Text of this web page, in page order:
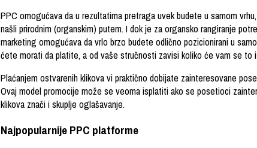
PPC omogućava da u rezultatima pretraga uvek budete u samom
našli prirodnim (organskim) putem. I dok je za organsko rangiranje
marketing omogućava da vrlo brzo budete odlično pozicionirani u
ćete morati da platite, a od vaše stručnosti zavisi koliko će vam se to
Plaćanjem ostvarenih klikova vi praktično dobijate zainteresovane
Ovaj model promocije može se veoma isplatiti ako se posetioci
klikova znači i skuplje oglašavanje.
Najpopularnije PPC platforme